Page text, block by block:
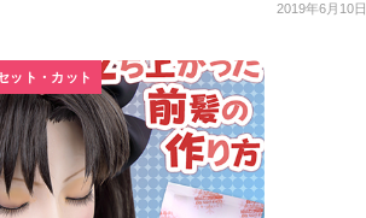
2019年6月10日
ット・カット